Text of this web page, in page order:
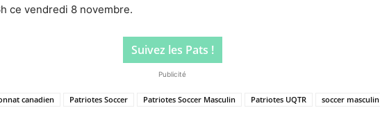
ce vendredi 8 novembre.
Suivez les Pats !
Publicité
canadien Patriotes Soccer Patriotes Soccer Masculin Patriotes UQTR
soccer masculin